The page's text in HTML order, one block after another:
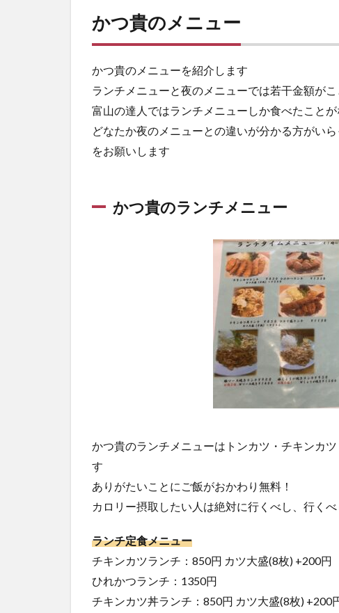
かつ貴のメニュー
かつ貴のメニューを紹介します
ランチメニューと夜のメニューでは若干金額がこ
富山の達人ではランチメニューしか食べたこと
どなたか夜のメニューとの違いが分かる方がい
をお願いします
かつ貴のランチメニュー
かつ貴のランチメニューはトンカツ・チキンカ
す
ありがたいことにご飯がおかわり無料！
カロリー摂取したい人は絶対に行くべし、行くべ
ランチ定食メニュー
チキンカツランチ：850円 カツ大盛(8枚) +200円
ひれかつランチ：1350円
チキンカツ丼ランチ：850円 カツ大盛(8枚) +200